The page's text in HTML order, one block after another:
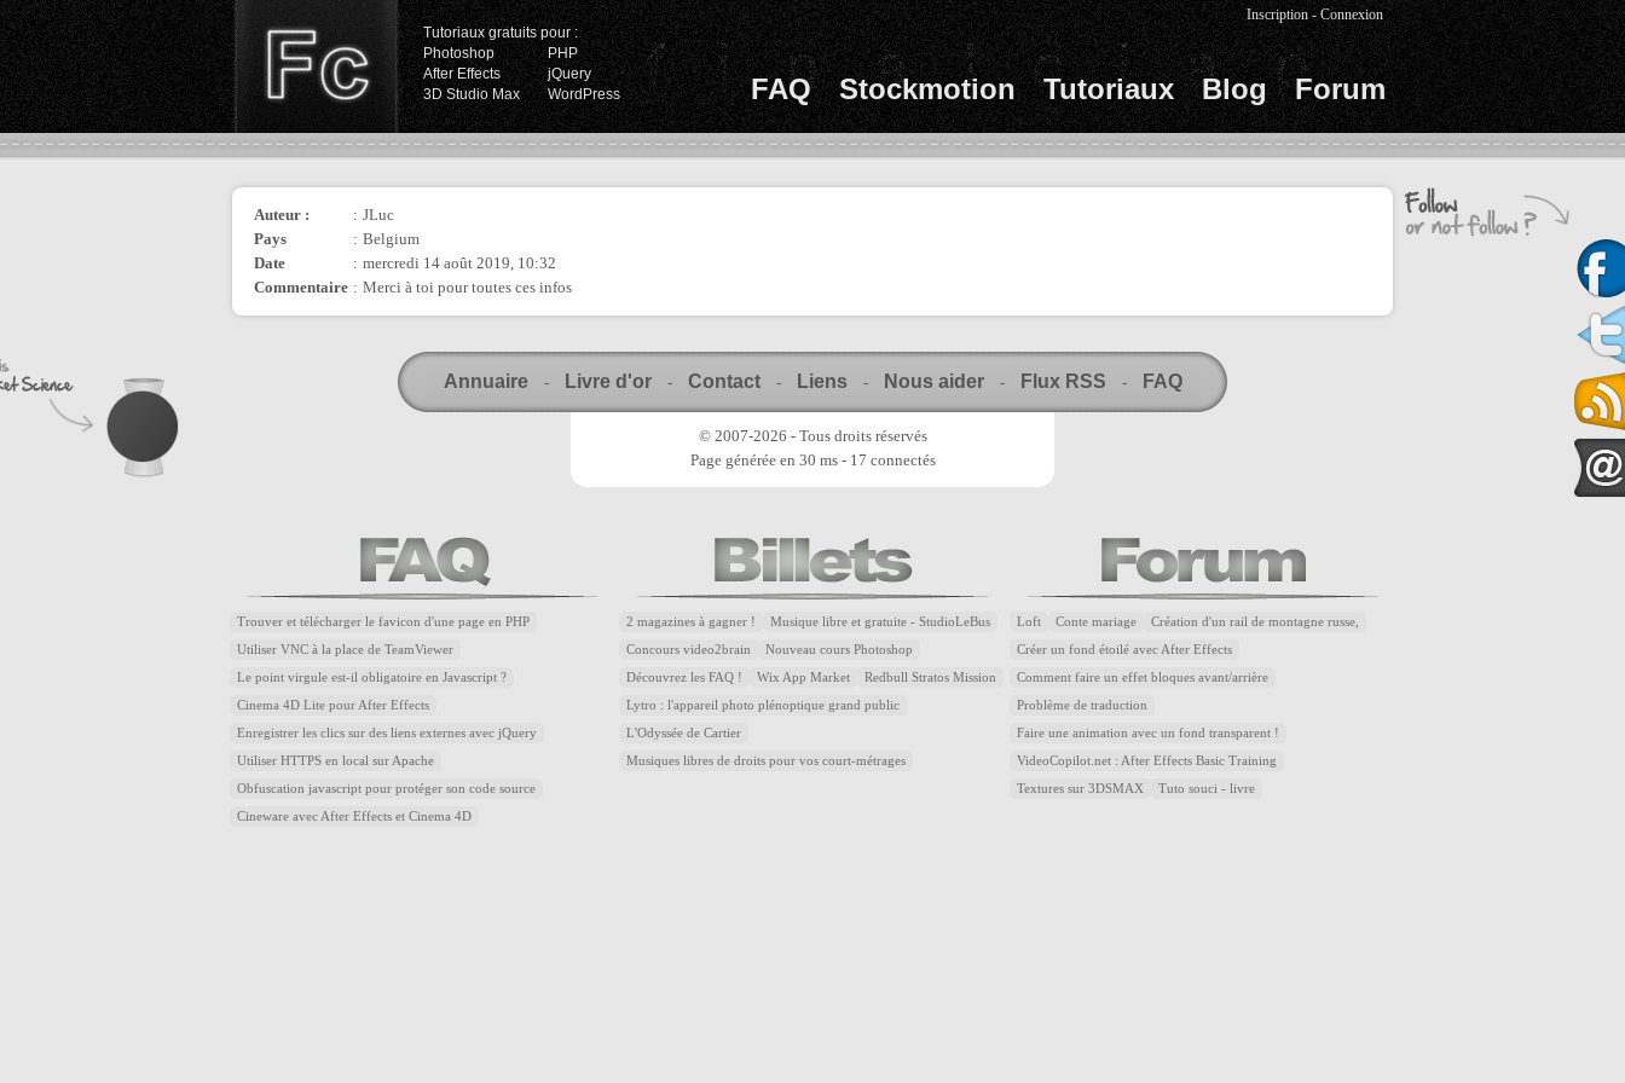
Tutoriaux gratuits pour :
Photoshop
PHP
After Effects
jQuery
3D Studio Max
WordPress FAQ Stockmotion Tutoriaux Blog Forum
Inscription -Connexion
Auteur : : JLuc
Pays
: Belgium
Date
: mercredi 14 août 2019, 10:32
Commentaire : Merci à toi pour toutes ces infos
Annuaire - Livre d'or - Contact - Liens - Nous aider - Flux RSS - FAQ
© 2007-2026 - Tous droits réservés
Page générée en 30 ms - 17 connectés
Trouver et télécharger le favicon d'une page en PHP
Utiliser VNC à la place de TeamViewer
Le point virgule est-il obligatoire en Javascript ?
Cinema 4D Lite pour After Effects
Enregistrer les clics sur des liens externes avec jQuery
Utiliser HTTPS en local sur Apache
Obfuscation javascript pour protéger son code source
Cineware avec After Effects et Cinema 4D
2 magazines à gagner ! Musique libre et gratuite - StudioLeBus
Concours video2brain Nouveau cours Photoshop
Découvrez les FAQ ! Wix App Market Redbull Stratos Mission
Lytro : l'appareil photo plénoptique grand public
L'Odyssée de Cartier
Musiques libres de droits pour vos court-métrages
Loft Conte mariage Création d'un rail de montagne russe,
Créer un fond étoilé avec After Effects
Comment faire un effet bloques avant/arrière
Problème de traduction
Faire une animation avec un fond transparent !
VideoCopilot.net : After Effects Basic Training
Textures sur 3DSMAX Tuto souci - livre